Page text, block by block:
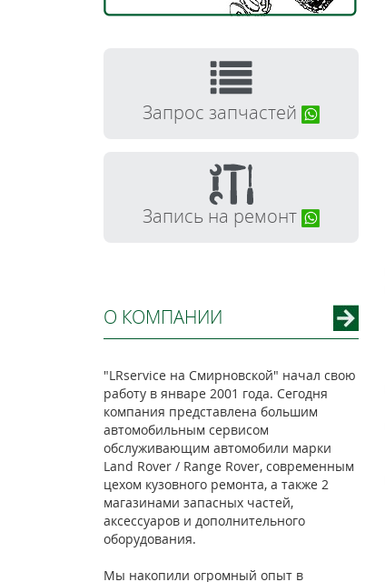
Запрос запчастей
Запись на ремонт
О КОМПАНИИ
"LRservice на Смирновской" начал свою
работу в январе 2001 года. Сегодня
компания представлена большим
автомобильным сервисом
обслуживающим автомобили марки
Land Rover / Range Rover, современным
цехом кузовного ремонта, а также 2
магазинами запасных частей,
аксессуаров и дополнительного
оборудования.
Мы накопили огромный опыт в